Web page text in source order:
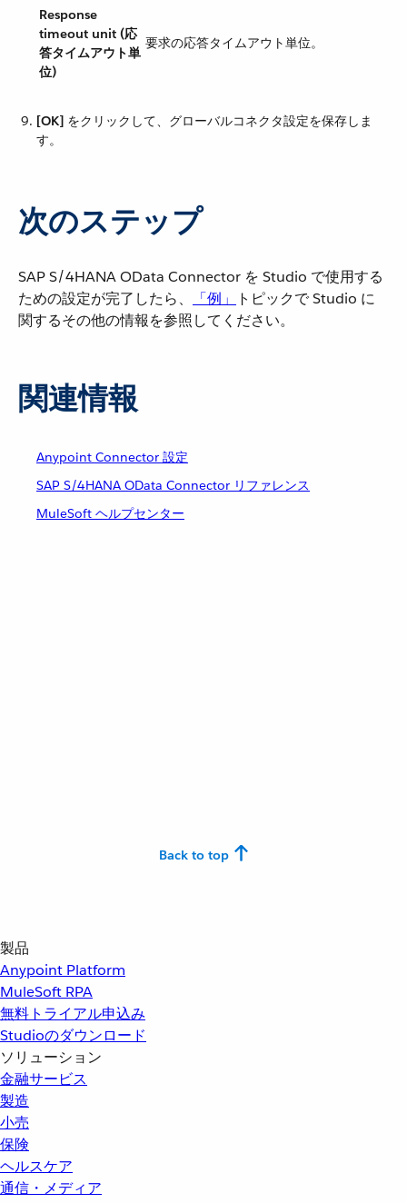
Response
timeout unit (応
答タイムアウト単
位)
要求の応答タイムアウト単位。
[OK] ​ をクリックして、グローバルコネクタ設定を保存しま
す。
次のステップ
SAP S/4HANA OData Connector を Studio で使用する
ための設定が完了したら、​
「例」
​トピックで Studio に
関するその他の情報を参照してください。
関連情報
Anypoint Connector 設定
SAP S/4HANA OData Connector リファレンス
MuleSoft ヘルプセンター
Back to top
製品
Anypoint Platform
MuleSoft RPA
無料トライアル申込み
Studioのダウンロード
ソリューション
金融サービス
製造
小売
保険
ヘルスケア
通信・メディア